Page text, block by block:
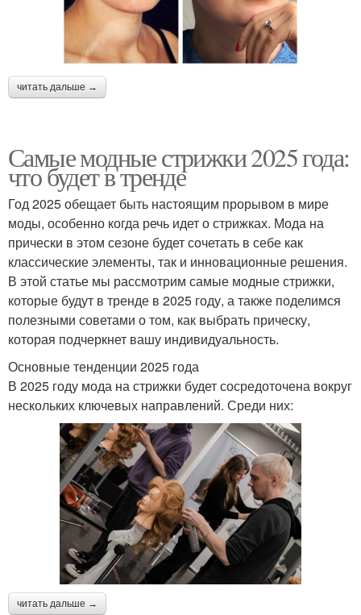
читать дальше →
Самые модные стрижки 2025 года:
что будет в тренде
Год 2025 обещает быть настоящим прорывом в мире
моды, особенно когда речь идет о стрижках. Мода на
прически в этом сезоне будет сочетать в себе как
классические элементы, так и инновационные решения.
В этой статье мы рассмотрим самые модные стрижки,
которые будут в тренде в 2025 году, а также поделимся
полезными советами о том, как выбрать прическу,
которая подчеркнет вашу индивидуальность.
Основные тенденции 2025 года
В 2025 году мода на стрижки будет сосредоточена вокруг
нескольких ключевых направлений. Среди них:
читать дальше →